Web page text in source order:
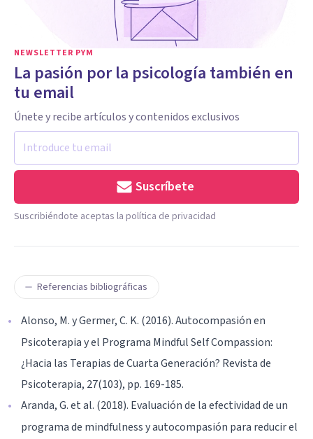
NEWSLETTER PYM
La pasión por la psicología también en
tu email
Únete y recibe artículos y contenidos exclusivos
Suscríbete
Suscribiéndote aceptas la política de privacidad
Referencias bibliográficas
Alonso, M. y Germer, C. K. (2016). Autocompasión en
Psicoterapia y el Programa Mindful Self Compassion:
¿Hacia las Terapias de Cuarta Generación? Revista de
Psicoterapia, 27(103), pp. 169-185.
Aranda, G. et al. (2018). Evaluación de la efectividad de un
programa de mindfulness y autocompasión para reducir el